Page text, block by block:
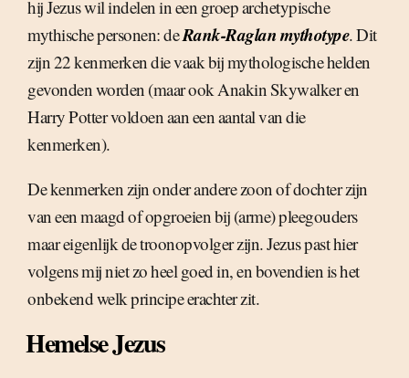
hij Jezus wil indelen in een groep archetypische
mythische personen: deRank-Raglan mythotype. Dit
zijn 22 kenmerken die vaak bij mythologische helden
gevonden worden (maar ook Anakin Skywalker en
Harry Potter voldoen aan een aantal van die
kenmerken).
De kenmerken zijn onder andere zoon of dochter zijn
van een maagd of opgroeien bij (arme) pleegouders
maar eigenlijk de troonopvolger zijn. Jezus past hier
volgens mij niet zo heel goed in, en bovendien is het
onbekend welk principe erachter zit.
Hemelse Jezus